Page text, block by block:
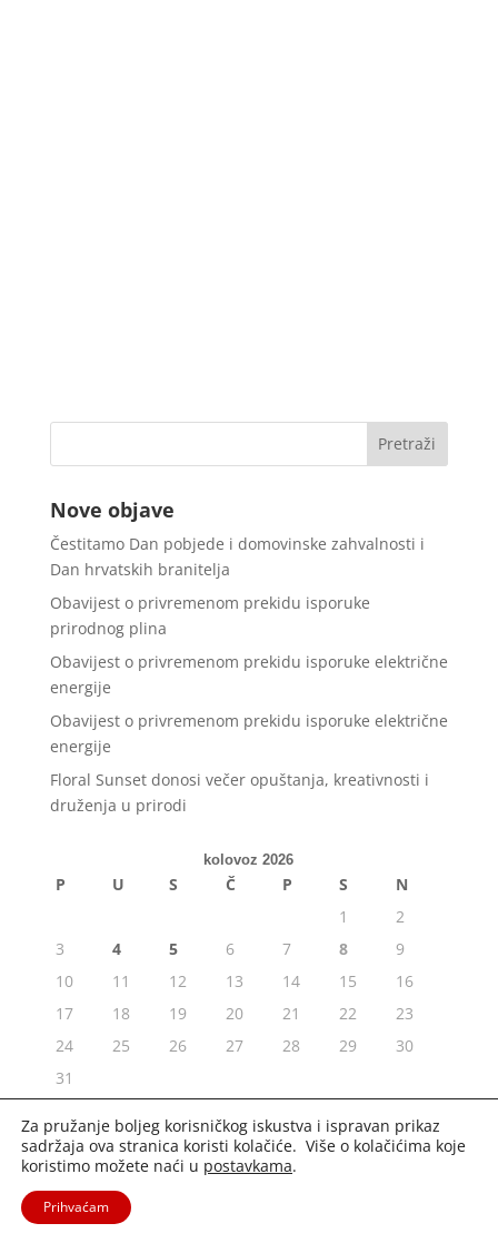
Nove objave
Čestitamo Dan pobjede i domovinske zahvalnosti i
Dan hrvatskih branitelja
Obavijest o privremenom prekidu isporuke
prirodnog plina
Obavijest o privremenom prekidu isporuke električne
energije
Obavijest o privremenom prekidu isporuke električne
energije
Floral Sunset donosi večer opuštanja, kreativnosti i
druženja u prirodi
kolovoz 2026
P U S Č P S
N
1
2
3
4 5 6 7 8
9
10
11 12 13 14 15
16
17
18 19 20 21 22
23
24
25 26 27 28 29
30
31
« srp
2020. Portal Osijek.in | Sva prava pridržana. |
Za pružanje boljeg korisničkog iskustva i ispravan prikaz
sadržaja ova stranica koristi kolačiće. Više o kolačićima koje
koristimo možete naći u postavkama.
Prihvaćam